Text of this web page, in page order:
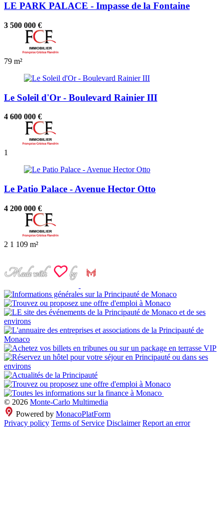
LE PARK PALACE - Impasse de la Fontaine
3 500 000 €
79 m²
Le Soleil d'Or - Boulevard Rainier III
4 600 000 €
1
Le Patio Palace - Avenue Hector Otto
4 200 000 €
2 1 109 m²
© 2026 Monte-Carlo Multimedia
Powered by MonacoPlatForm
Privacy policy Terms of Service Disclaimer Report an error